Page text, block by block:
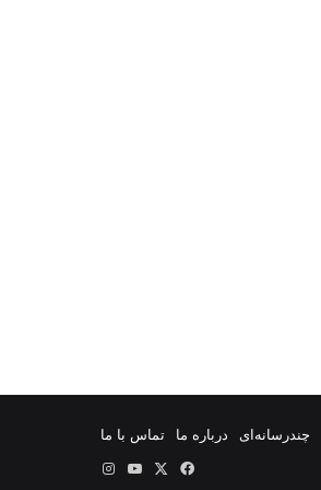
چندرسانه‌ای درباره ما
تماس با ما
فیس
یوتیوب